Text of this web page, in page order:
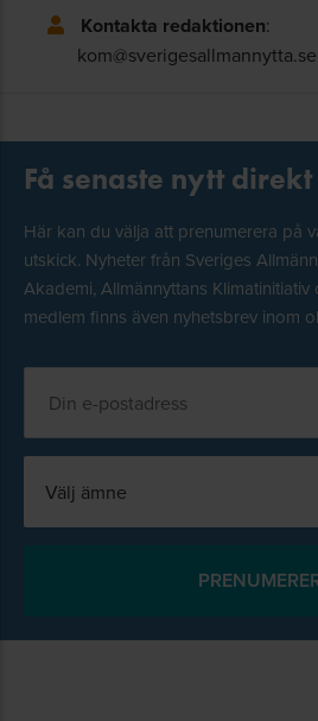
Kontakta redaktionen:
kom@sverigesallmannytta.se
Få senaste nytt
Här kan du välja att prenumerera på
utskick. Nyheter från Sveriges
Akademi, Allmännyttans
medlem finns även nyhetsbrev inom
Välj ämne